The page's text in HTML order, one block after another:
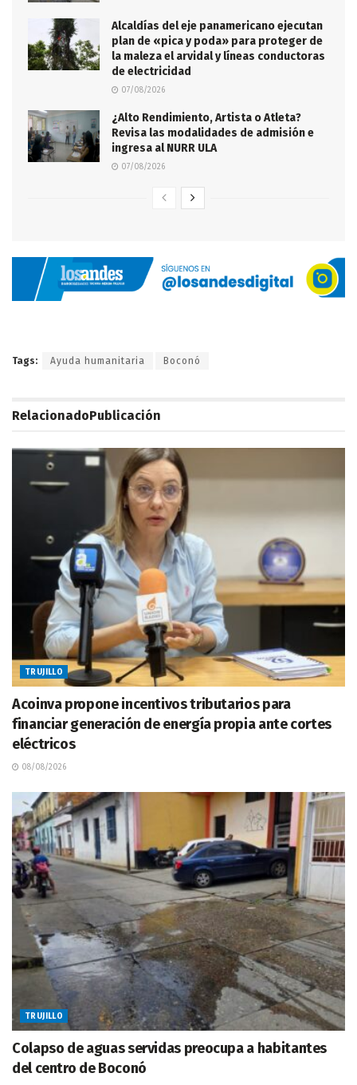
Alcaldías del eje panamericano ejecutan
plan de «pica y poda» para proteger de
la maleza el arvidal y líneas conductoras
de electricidad
07/08/2026
¿Alto Rendimiento, Artista o Atleta?
Revisa las modalidades de admisión e
ingresa al NURR ULA
07/08/2026
Tags: Ayuda humanitaria Boconó
RelacionadoPublicación
TRUJILLO
Acoinva propone incentivos tributarios para
financiar generación de energía propia ante cortes
eléctricos
08/08/2026
TRUJILLO
Colapso de aguas servidas preocupa a habitantes
del centro de Boconó